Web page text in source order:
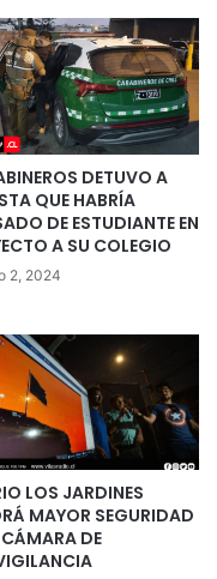
DETUVO A
QUE HABRÍA
DE ESTUDIANTE EN
A SU COLEGIO
2, 2024
LOS JARDINES
MAYOR SEGURIDAD
DE